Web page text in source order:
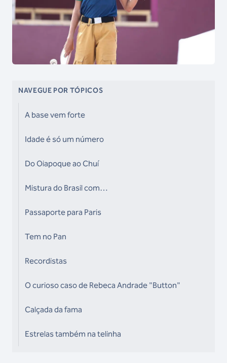
NAVEGUE POR TÓPICOS
A base vem forte
Idade é só um número
Do Oiapoque ao Chuí
Mistura do Brasil com…
Passaporte para Paris
Tem no Pan
Recordistas
O curioso caso de Rebeca Andrade "Button"
Calçada da fama
Estrelas também na telinha